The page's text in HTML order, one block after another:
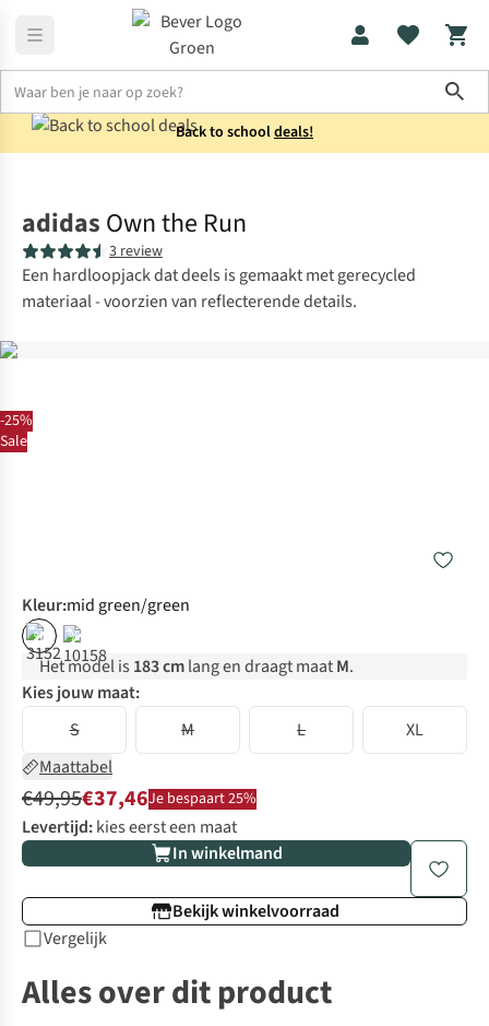
Back to schooldeals!
-25%
Sale
adidas Own the Run
3 review
Een hardloopjack dat deels is gemaakt met gerecycled
materiaal - voorzien van reflecterende details.
Kleur:mid green/green
% %
Het model is 183 cmlang en draagt maatM.
Kies jouw maat:
S
M L
XL
Maattabel
€49,95€37,46Je bespaart 25%
Levertijd:kies eerst een maat
In winkelmand
Bekijk winkelvoorraad
Vergelijk
Alles over dit product